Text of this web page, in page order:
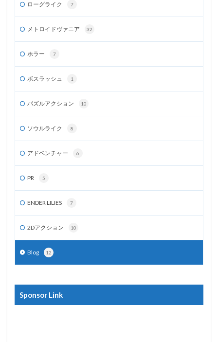
ローグライク 7
メトロイドヴァニア 32
ホラー 7
ボスラッシュ 1
パズルアクション 10
ソウルライク 8
アドベンチャー 6
PR 5
ENDER LILIES 7
2Dアクション 10
Blog 12
Sponsor Link